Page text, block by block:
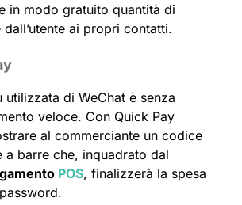
in modo gratuito quantità di
ai propri contatti.
utilizzata di WeChat è senza
veloce. Con Quick Pay
al commerciante un codice
a barre che, inquadrato dal
POS, finalizzerà la spesa